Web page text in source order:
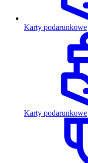
Karty podarunkowe
Karty podarunkowe